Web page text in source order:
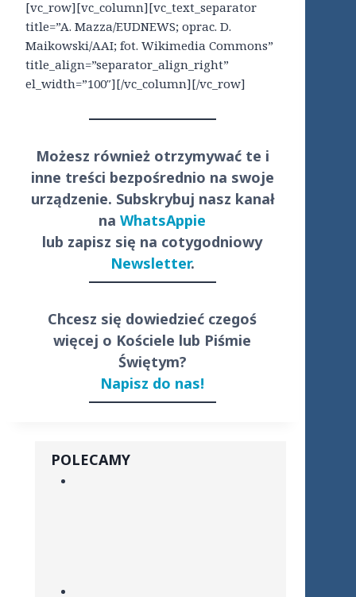
[vc_row][vc_column][vc_text_separator
title=”A. Mazza/EUDNEWS; oprac. D.
Maikowski/AAI; fot. Wikimedia Commons”
title_align=”separator_align_right”
el_width=”100″][/vc_column][/vc_row]
Możesz również otrzymywać te i
inne treści bezpośrednio na swoje
urządzenie. Subskrybuj nasz kanał
naWhatsAppie
lub zapisz się na cotygodniowy
Newsletter.
Chcesz się dowiedzieć czegoś
więcej o Kościele lub Piśmie
Świętym?
Napisz do nas!
POLECAMY